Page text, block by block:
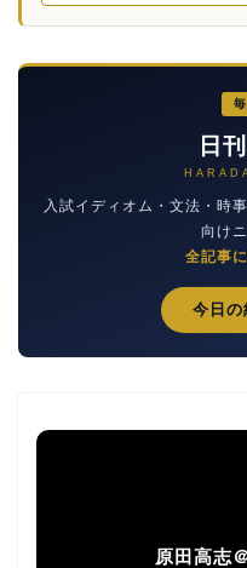
日
入試イディオム・文法・時
向け
全記事
今日
原田高志